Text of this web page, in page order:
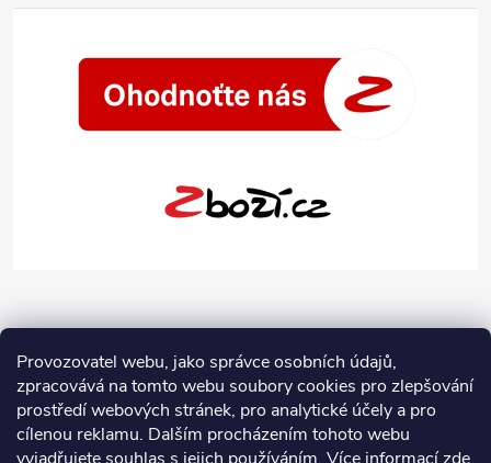
Provozovatel webu, jako správce osobních údajů,
zpracovává na tomto webu soubory cookies pro zlepšování
prostředí webových stránek, pro analytické účely a pro
cílenou reklamu. Dalším procházením tohoto webu